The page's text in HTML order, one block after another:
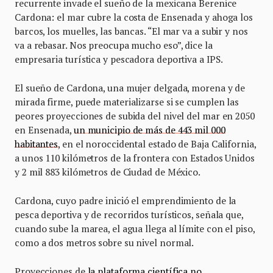
recurrente invade el sueño de la mexicana Berenice
Cardona: el mar cubre la costa de Ensenada y ahoga los
barcos, los muelles, las bancas. “El mar va a subir y nos
va a rebasar. Nos preocupa mucho eso”, dice la
empresaria turística y pescadora deportiva a IPS.
El sueño de Cardona, una mujer delgada, morena y de
mirada firme, puede materializarse si se cumplen las
peores proyecciones de subida del nivel del mar en 2050
en Ensenada, un municipio de más de 443 mil 000
habitantes, en el noroccidental estado de Baja California,
a unos 110 kilómetros de la frontera con Estados Unidos
y 2 mil 883 kilómetros de Ciudad de México.
Cardona, cuyo padre inició el emprendimiento de la
pesca deportiva y de recorridos turísticos, señala que,
cuando sube la marea, el agua llega al límite con el piso,
como a dos metros sobre su nivel normal.